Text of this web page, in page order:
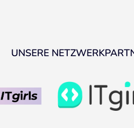
UNSERE